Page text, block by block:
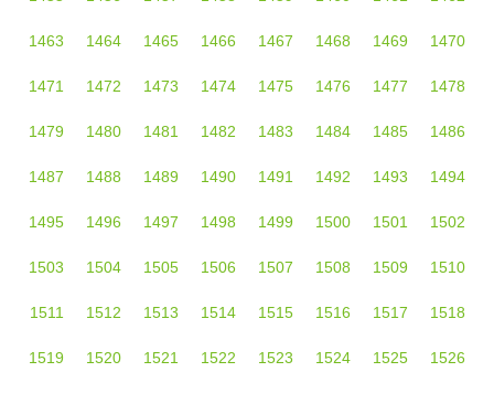
1463 1464 1465 1466 1467 1468 1469 1470
1471 1472 1473 1474 1475 1476 1477 1478
1479 1480 1481 1482 1483 1484 1485 1486
1487 1488 1489 1490 1491 1492 1493 1494
1495 1496 1497 1498 1499 1500 1501 1502
1503 1504 1505 1506 1507 1508 1509 1510
1511 1512 1513 1514 1515 1516 1517 1518
1519 1520 1521 1522 1523 1524 1525 1526